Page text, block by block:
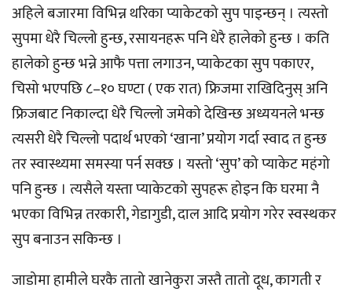
अहिले बजारमा विभिन्न थरिका प्याकेटको सुप पाइन्छन् । त्यस्तो
सुपमा धेरै चिल्लो हुन्छ, रसायनहरू पनि धेरै हालेको हुन्छ । कति
हालेको हुन्छ भन्ने आफै पत्ता लगाउन, प्याकेटका सुप पकाएर,
चिसो भएपछि ८–१० घण्टा ( एक रात) फ्रिजमा राखिदिनुस् अनि
फ्रिजबाट निकाल्दा धेरै चिल्लो जमेको देखिन्छ अध्ययनले भन्छ
त्यसरी धेरै चिल्लो पदार्थ भएको ‘खाना’ प्रयोग गर्दा स्वाद त हुन्छ
तर स्वास्थ्यमा समस्या पर्न सक्छ । यस्तो ‘सुप’ को प्याकेट महंगो
पनि हुन्छ । त्यसैले यस्ता प्याकेटको सुपहरू होइन कि घरमा नै
भएका विभिन्न तरकारी, गेडागुडी, दाल आदि प्रयोग गरेर स्वस्थकर
सुप बनाउन सकिन्छ ।
जाडोमा हामीले घरकै तातो खानेकुरा जस्तै तातो दूध, कागती र